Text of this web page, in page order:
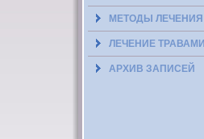
МЕТОДЫ ЛЕЧЕНИЯ
ЛЕЧЕНИЕ ТРАВАМИ
АРХИВ ЗАПИСЕЙ